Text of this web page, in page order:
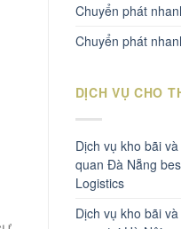
Chuyển phát
Chuyển phát
DỊCH VỤ CHO
Dịch vụ kho bãi
quan Đà Nẵng
Logistics
Dịch vụ kho bãi